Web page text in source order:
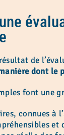
de
dont le
font une
connues à
et